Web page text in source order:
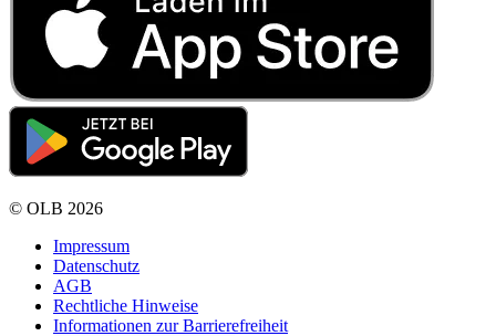
© OLB 2026
Impressum
Datenschutz
AGB
Rechtliche Hinweise
Informationen zur Barrierefreiheit